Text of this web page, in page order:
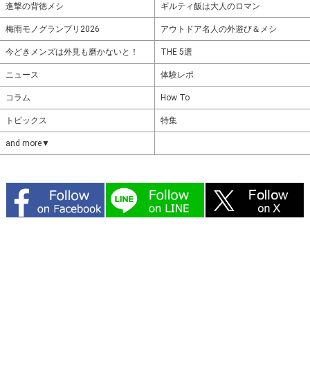
進撃の背徳メシ ギルティ飯は大人のロマン
梅雨モノグランプリ2026 アウトドア名人の外遊び＆メシ
今どきメンズは外見も磨かないと！ THE 5選
ニュース 体験レポ
コラム How To
トピックス 特集
and more▼